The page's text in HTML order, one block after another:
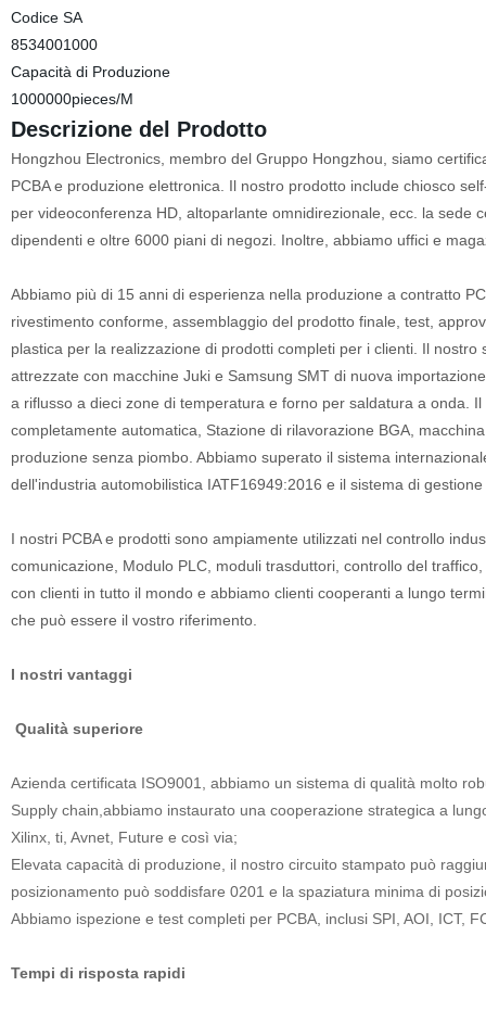
Codice SA
8534001000
Capacità di Produzione
1000000pieces/M
Descrizione del Prodotto
Hongzhou Electronics, membro del Gruppo Hongzhou, siamo
PCBA e produzione elettronica. Il nostro prodotto include chiosco
per videoconferenza HD, altoparlante omnidirezionale, ecc. la
dipendenti e oltre 6000 piani di negozi. Inoltre, abbiamo uffici e
Abbiamo più di 15 anni di esperienza nella produzione a contratto
rivestimento conforme, assemblaggio del prodotto finale, test,
plastica per la realizzazione di prodotti completi per i clienti. Il
attrezzate con macchine Juki e Samsung SMT di nuova
a riflusso a dieci zone di temperatura e forno per saldatura a onda.
completamente automatica, Stazione di rilavorazione BGA,
produzione senza piombo. Abbiamo superato il sistema
dell'industria automobilistica IATF16949:2016 e il sistema di
I nostri PCBA e prodotti sono ampiamente utilizzati nel controllo
comunicazione, Modulo PLC, moduli trasduttori, controllo del
con clienti in tutto il mondo e abbiamo clienti cooperanti a lungo
che può essere il vostro riferimento.
I nostri vantaggi
Qualità superiore
Azienda certificata ISO9001, abbiamo un sistema di qualità molto
Supply chain,abbiamo instaurato una cooperazione strategica a
Xilinx, ti, Avnet, Future e così via;
Elevata capacità di produzione, il nostro circuito stampato può
posizionamento può soddisfare 0201 e la spaziatura minima di
Abbiamo ispezione e test completi per PCBA, inclusi SPI, AOI, ICT,
Tempi di risposta rapidi